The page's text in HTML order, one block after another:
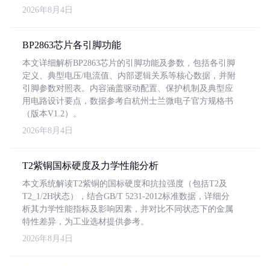
2026年8月4日
BP2863芯片各引脚功能
本文详细解析BP2863芯片的引脚功能及参数，包括各引脚
定义、典型电压/电流值、内部逻辑关系等核心数据，并附
引脚参数对照表。内容涵盖驱动配置、保护机制及典型应
用电路设计要点，数据参考自杭州士兰微电子官方规格书
（版本V1.2）。
2026年8月4日
T2紫铜国标硬度及力学性能分析
本文系统解读T2紫铜的国标硬度和抗拉强度（包括T2及
T2_1/2H状态），结合GB/T 5231-2012标准数据，详细分
析其力学性能指标及影响因素，并对比不同状态下的金属
特性差异，为工业选材提供参考。
2026年8月4日